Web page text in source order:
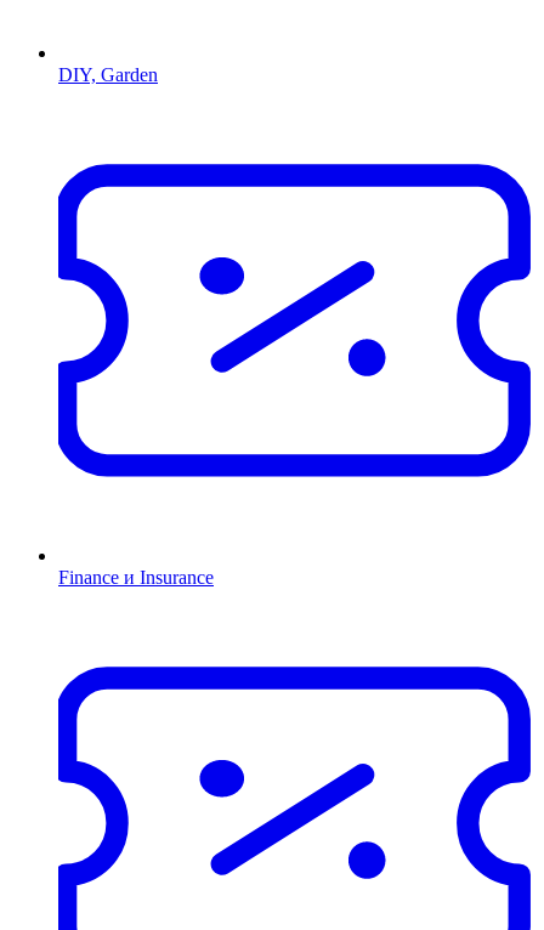
DIY, Garden
Finance и Insurance